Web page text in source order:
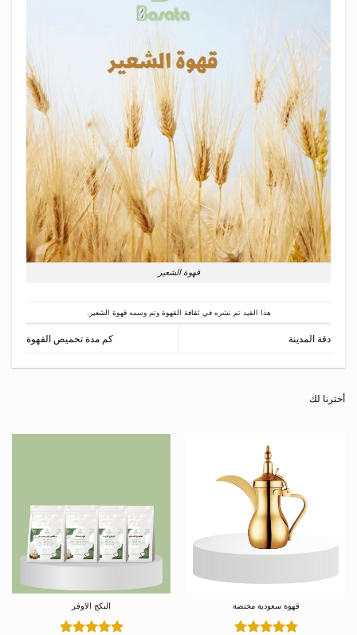
قهوة الشعير
هذا القيد تم نشره فيثقافة القهوة وتم وسمهقهوة الشعير
دقة المدينة كم مدة تحميص القهوة
أخترنا لك
قهوة سعودية مختصة البكج الاوفر